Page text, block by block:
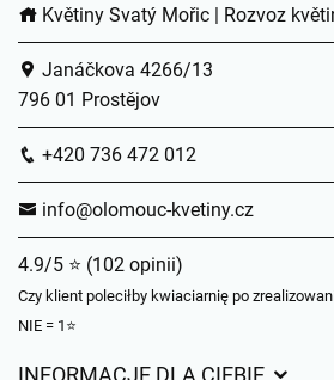
Květiny Svatý Mořic | Rozvoz
Janáčkova 4266/13
796 01 Prostějov
+420 736 472 012
info@olomouc-kvetiny.cz
4.9/5 ⭐ (102 opinii)
Czy klient poleciłby kwiaciarnię po
NIE = 1⭐
INFORMACJE DLA CIEBIE